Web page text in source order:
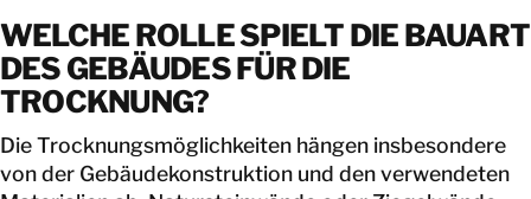
WELCHE ROLLE SPIELT DIE BAUART
DES GEBÄUDES FÜR DIE
TROCKNUNG?
Die Trocknungsmöglichkeiten hängen insbesondere
von der Gebäudekonstruktion und den verwendeten